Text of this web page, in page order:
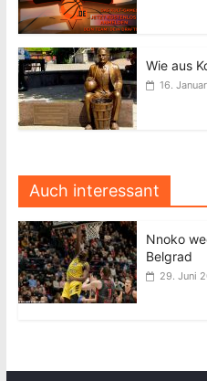
Wie aus
16.
Auch interessant
Nnoko
Belgrad
29. Juni